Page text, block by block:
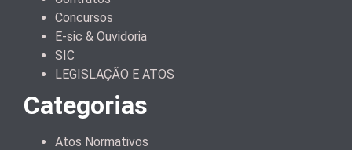
Concursos
E-sic & Ouvidoria
SIC
LEGISLAÇÃO E ATOS
Categorias
Atos Normativos